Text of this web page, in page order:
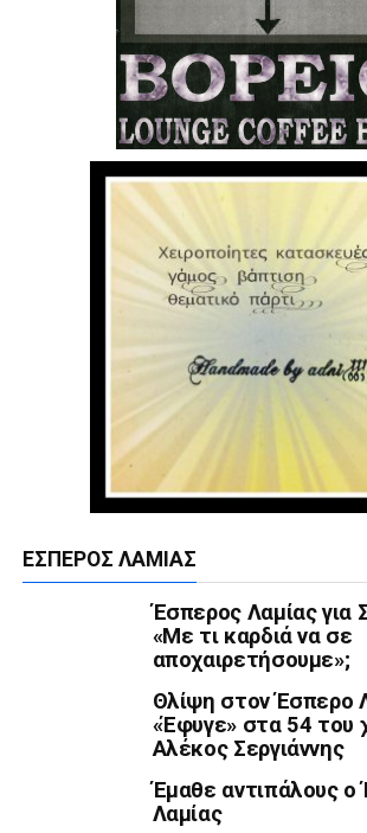
ΈΣΠΕΡΟΣ ΛΑΜΊΑΣ
Έσπερος Λαμίας για
«Με τι καρδιά να σε
αποχαιρετήσουμε»;
Θλίψη στον Έσπερο
«Έφυγε» στα 54 του
Αλέκος Σεργιάννης
Έμαθε αντιπάλους ο
Λαμίας